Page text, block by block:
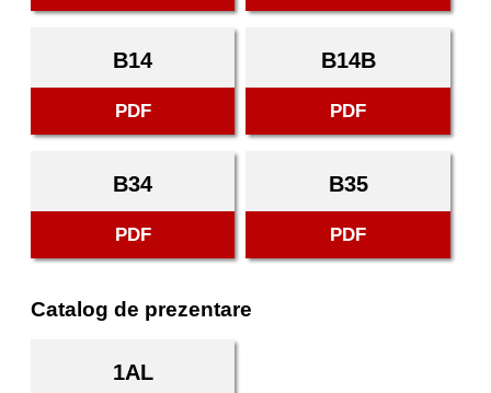
B14
PDF
B14B
PDF
B34
PDF
B35
PDF
Catalog de prezentare
1AL